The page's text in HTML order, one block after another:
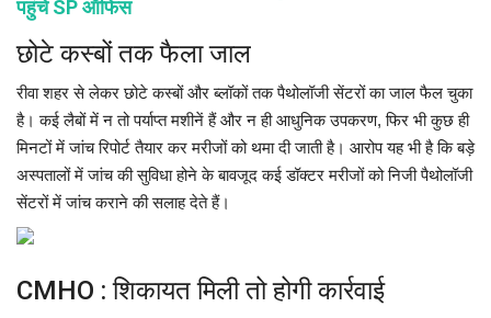
पहुंचे SP ऑफिस
छोटे कस्बों तक फैला जाल
रीवा शहर से लेकर छोटे कस्बों और ब्लॉकों तक पैथोलॉजी सेंटरों का जाल फैल चुका
है। कई लैबों में न तो पर्याप्त मशीनें हैं और न ही आधुनिक उपकरण, फिर भी कुछ ही
मिनटों में जांच रिपोर्ट तैयार कर मरीजों को थमा दी जाती है। आरोप यह भी है कि बड़े
अस्पतालों में जांच की सुविधा होने के बावजूद कई डॉक्टर मरीजों को निजी पैथोलॉजी
सेंटरों में जांच कराने की सलाह देते हैं।
CMHO : शिकायत मिली तो होगी कार्रवाई